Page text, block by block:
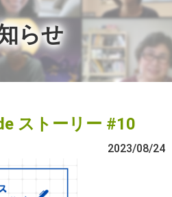
らせ
ストーリー #10
2023/08/24